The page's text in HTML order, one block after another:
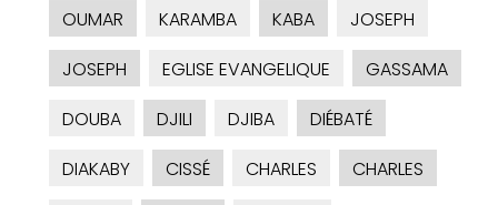
OUMAR
KARAMBA KABA
JOSEPH
JOSEPH
EGLISE EVANGELIQUE
GASSAMA
DOUBA
DJILI DJIBA
DIÉBATÉ
DIAKABY
CISSÉ CHARLES
CHARLES